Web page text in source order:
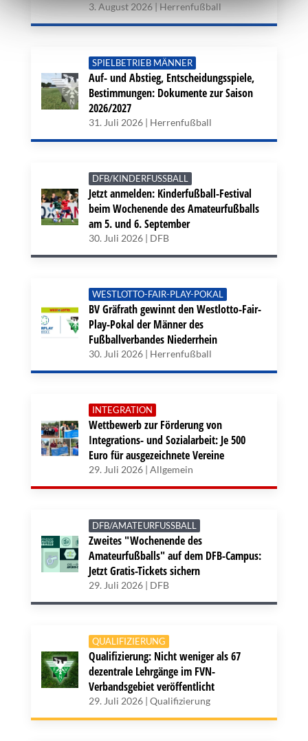
3. August 2026 | Herrenfußball
SPIELBETRIEB MÄNNER
Auf- und Abstieg, Entscheidungsspiele,
Bestimmungen: Dokumente zur Saison
2026/2027
31. Juli 2026 | Herrenfußball
DFB/KINDERFUSSBALL
Jetzt anmelden: Kinderfußball-Festival
beim Wochenende des Amateurfußballs
am 5. und 6. September
30. Juli 2026 | DFB
WESTLOTTO-FAIR-PLAY-POKAL
BV Gräfrath gewinnt den Westlotto-Fair-
Play-Pokal der Männer des
Fußballverbandes Niederrhein
30. Juli 2026 | Herrenfußball
INTEGRATION
Wettbewerb zur Förderung von
Integrations- und Sozialarbeit: Je 500
Euro für ausgezeichnete Vereine
29. Juli 2026 | Allgemein
DFB/AMATEURFUSSBALL
Zweites "Wochenende des
Amateurfußballs" auf dem DFB-Campus:
Jetzt Gratis-Tickets sichern
29. Juli 2026 | DFB
QUALIFIZIERUNG
Qualifizierung: Nicht weniger als 67
dezentrale Lehrgänge im FVN-
Verbandsgebiet veröffentlicht
29. Juli 2026 | Qualifizierung